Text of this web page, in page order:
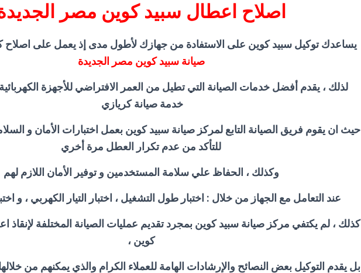
اصلاح اعطال سبيد كوين مصر
يساعدك توكيل سبيد كوين على الاستفادة من جهازك لأطول مدى إذ يعمل على اصلاح
صيانة سبيد كوين مصر الجديدة
لذلك ، يقدم أفضل خدمات الصيانة التي تطيل من العمر الافتراضي للأجهزة
خدمة صيانة كريازي
حيث ان يقوم فريق الصيانة التابع لمركز صيانة سبيد كوين بعمل اختبارات الأمان و
للتأكد من عدم تكرار العطل مرة أخري
وكذلك ، الحفاظ علي سلامة المستخدمين و توفير الأمان اللازم لهم
عند التعامل مع الجهاز من خلال : اختبار طول التشغيل ، اختبار التيار الكهربي ، و
كذلك ، لم يكتفي مركز صيانة سبيد كوين بمجرد تقديم عمليات الصيانة المختلفة لإنقاذ
كوين ،
بل يقدم التوكيل بعض النصائح والإرشادات الهامة للعملاء الكرام والذي يمكنهم من